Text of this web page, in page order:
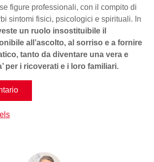
figure professionali, con il compito di
sintomi fisici, psicologici e spirituali. In
un ruolo insostituibile il
all’ascolto, al sorriso e a fornire
tanto da diventare una vera e
per i ricoverati e i loro familiari.